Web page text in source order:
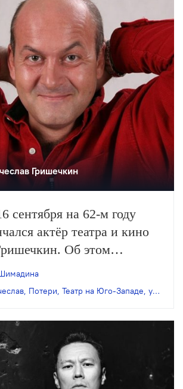
Гришечкин
сентября на 62-м году
актёр театра и кино
Об этом
служба Театра на
Потери Театр на Юго-Западе утрата